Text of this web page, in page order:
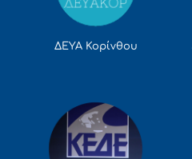
ΔΕΥΑ Κορίνθου